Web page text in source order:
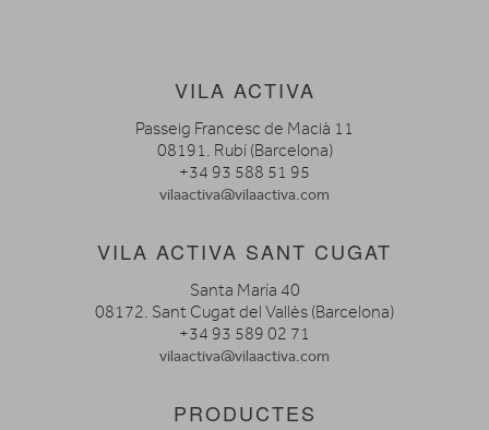
VILA ACTIVA
Passeig Francesc de Macià 11
08191. Rubí (Barcelona)
+34 93 588 51 95
vilaactiva@vilaactiva.com
VILA ACTIVA SANT CUGAT
Santa María 40
08172. Sant Cugat del Vallès (Barcelona)
+34 93 589 02 71
vilaactiva@vilaactiva.com
PRODUCTES